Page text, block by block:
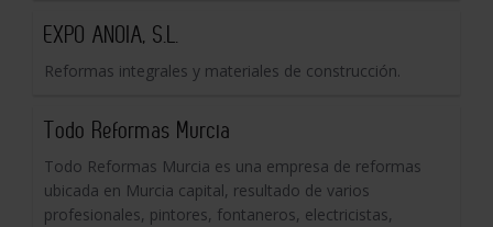
EXPO ANOIA, S.L.
Reformas integrales y materiales de construcción.
Todo Reformas Murcia
Todo Reformas Murcia es una empresa de reformas
ubicada en Murcia capital, resultado de varios
profesionales, pintores, fontaneros, electricistas,